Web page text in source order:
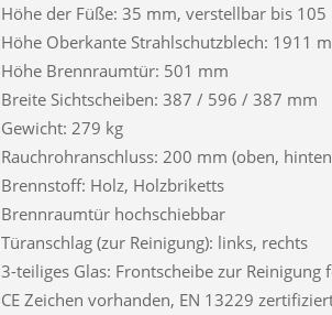
Höhe der Füße: 35 mm, verstellbar bis 105
Höhe Oberkante Strahlschutzblech: 1911
Höhe Brennraumtür: 501 mm
Breite Sichtscheiben: 387 / 596 / 387 mm
Gewicht: 279 kg
Rauchrohranschluss: 200 mm (oben,
Brennstoff: Holz, Holzbriketts
Brennraumtür hochschiebbar
Türanschlag (zur Reinigung): links, rechts
3-teiliges Glas: Frontscheibe zur Reinigung
CE Zeichen vorhanden, EN 13229